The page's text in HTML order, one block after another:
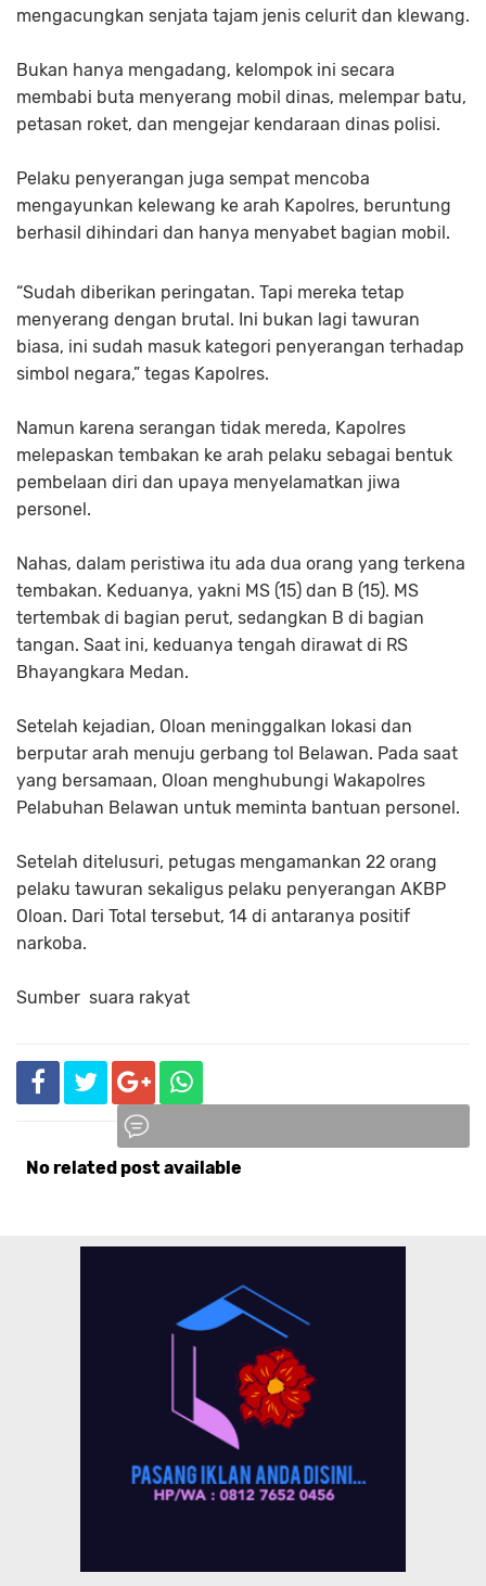
mengacungkan senjata tajam jenis celurit dan klewang.
Bukan hanya mengadang, kelompok ini secara
membabi buta menyerang mobil dinas, melempar batu,
petasan roket, dan mengejar kendaraan dinas polisi.
Pelaku penyerangan juga sempat mencoba
mengayunkan kelewang ke arah Kapolres, beruntung
berhasil dihindari dan hanya menyabet bagian mobil.
“Sudah diberikan peringatan. Tapi mereka tetap
menyerang dengan brutal. Ini bukan lagi tawuran
biasa, ini sudah masuk kategori penyerangan terhadap
simbol negara,” tegas Kapolres.
Namun karena serangan tidak mereda, Kapolres
melepaskan tembakan ke arah pelaku sebagai bentuk
pembelaan diri dan upaya menyelamatkan jiwa
personel.
Nahas, dalam peristiwa itu ada dua orang yang terkena
tembakan. Keduanya, yakni MS (15) dan B (15). MS
tertembak di bagian perut, sedangkan B di bagian
tangan. Saat ini, keduanya tengah dirawat di RS
Bhayangkara Medan.
Setelah kejadian, Oloan meninggalkan lokasi dan
berputar arah menuju gerbang tol Belawan. Pada saat
yang bersamaan, Oloan menghubungi Wakapolres
Pelabuhan Belawan untuk meminta bantuan personel.
Setelah ditelusuri, petugas mengamankan 22 orang
pelaku tawuran sekaligus pelaku penyerangan AKBP
Oloan. Dari Total tersebut, 14 di antaranya positif
narkoba.
Sumber suara rakyat
No related post available